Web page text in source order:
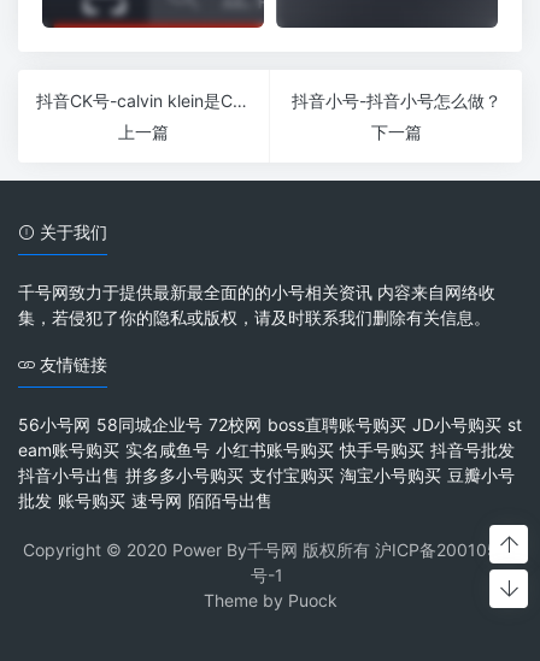
抖音CK号-calvin klein是CK牌子，那ChainKavin是什么牌子呀？不会是山寨货吧？
上一篇
抖音小号-抖音小号怎么做？
下一篇
关于我们
千号网致力于提供最新最全面的的小号相关资讯 内容来自网络收
集，若侵犯了你的隐私或版权，请及时联系我们删除有关信息。
友情链接
56小号网 58同城企业号 72校网 boss直聘账号购买 JD小号购买 st
eam账号购买 实名咸鱼号 小红书账号购买 快手号购买 抖音号批发
抖音小号出售 拼多多小号购买 支付宝购买 淘宝小号购买 豆瓣小号
批发 账号购买 速号网 陌陌号出售
Copyright © 2020 Power By千号网 版权所有 沪ICP备20010537
号-1
Theme by Puock